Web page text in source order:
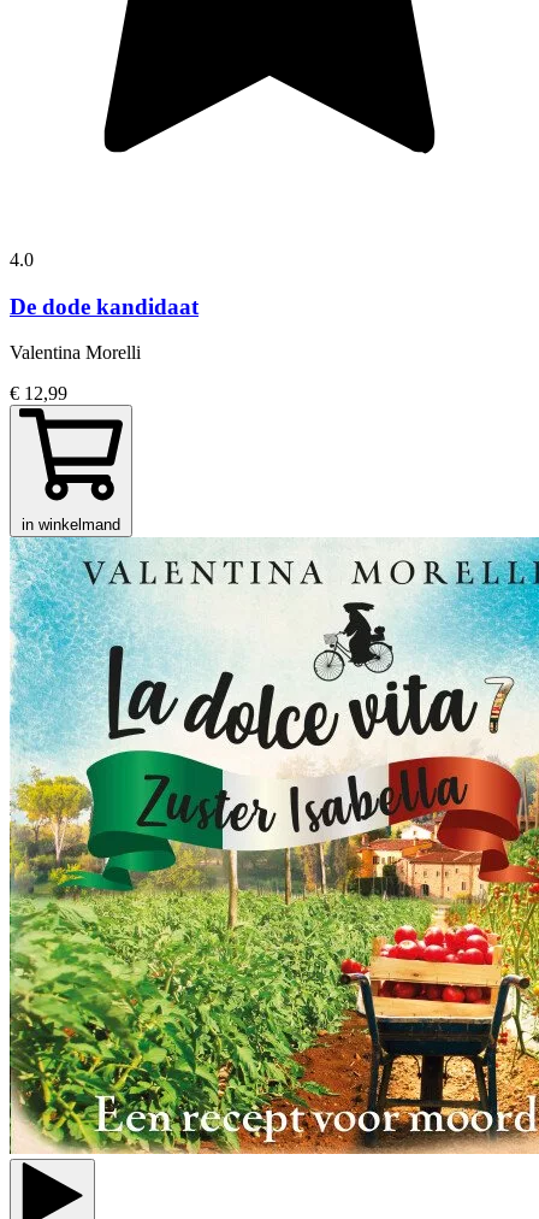
4.0
De dode kandidaat
Valentina Morelli
€ 12,99
in winkelmand